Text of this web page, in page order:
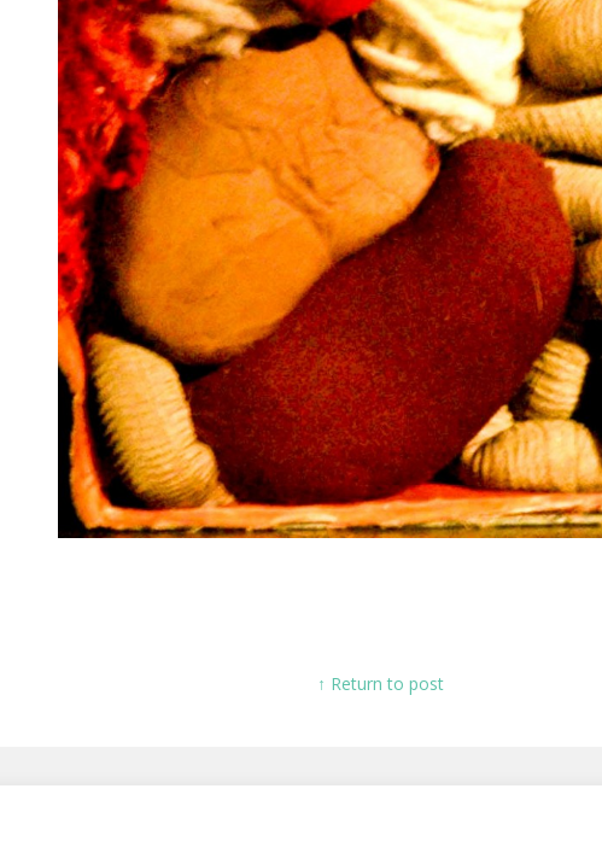
↑ Return to post